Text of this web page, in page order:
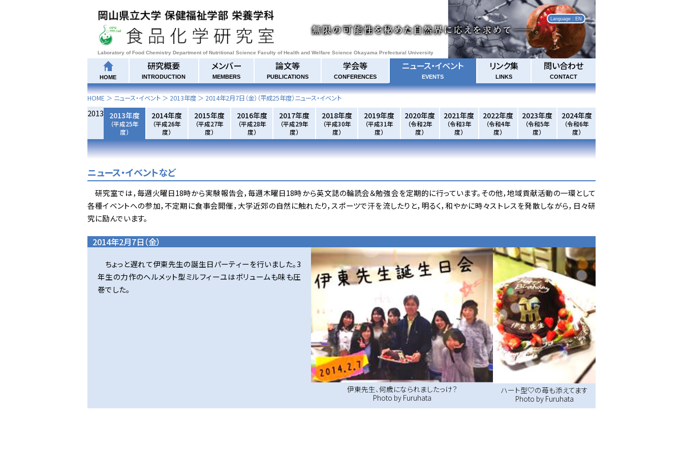
Laboratory of Food Chemistry Department of Nutritional Science Faculty of Health and Welfare Science Okayama Prefectural University
Language : EN
HOME
研究概要
INTRODUCTION
メンバー
MEMBERS
論文等
PUBLICATIONS
学会等
CONFERENCES
ニュース・イベント
EVENTS
リンク集
LINKS
問い合わせ
CONTACT
HOME ＞ ニュース・イベント ＞ 2013年度 ＞ 2014年2月7日（金） （平成25年度）ニュース・イベント
2013 2013年度
（平成25年
度）
2014年度
（平成26年
度）
2015年度
（平成27年
度）
2016年度
（平成28年
度）
2017年度
（平成29年
度）
2018年度
（平成30年
度）
2019年度
（平成31年
度）
2020年度
（令和2年
度）
2021年度
（令和3年
度）
2022年度
（令和4年
度）
2023年度
（令和5年
度）
2024年度
（令和6年
度）
ニュース・イベントなど
研究室では，毎週火曜日18時から実験報告会，毎週木曜日18時から英文誌の輪読会＆勉強会を定期的に行っています。その他，地域貢献活動の一環として
各種イベントへの参加，不定期に食事会開催，大学近郊の自然に触れたり，スポーツで汗を流したりと，明るく，和やかに時々ストレスを発散しながら，日々研
究に励んでいます。
2014年2月7日（金）
ちょっと遅れて伊東先生の誕生日パーティーを行いました。3
年生の力作のヘルメット型ミルフィーユはボリュームも味も圧
巻でした。
伊東先生、何歳になられましたっけ？
Photo by Furuhata
ハート型♡の苺も添えてます
Photo by Furuhata